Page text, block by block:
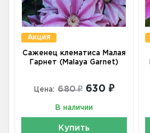
Акция
Саженец клематиса Малая
Гарнет (Malaya Garnet)
Цена: 680 ₽ 630 ₽
В наличии
Купить